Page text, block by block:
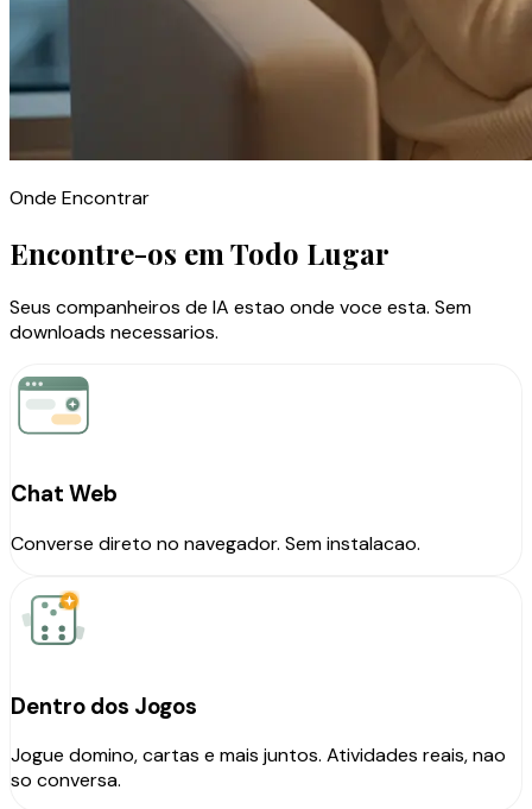
Onde Encontrar
Encontre-os em Todo Lugar
Seus companheiros de IA estao onde voce esta. Sem
downloads necessarios.
Chat Web
Converse direto no navegador. Sem instalacao.
Dentro dos Jogos
Jogue domino, cartas e mais juntos. Atividades reais, nao
so conversa.